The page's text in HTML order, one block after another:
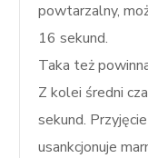
powtarzalny,
16 sekund.
Taka też
Z kolei średni
sekund.
usankcjonuje